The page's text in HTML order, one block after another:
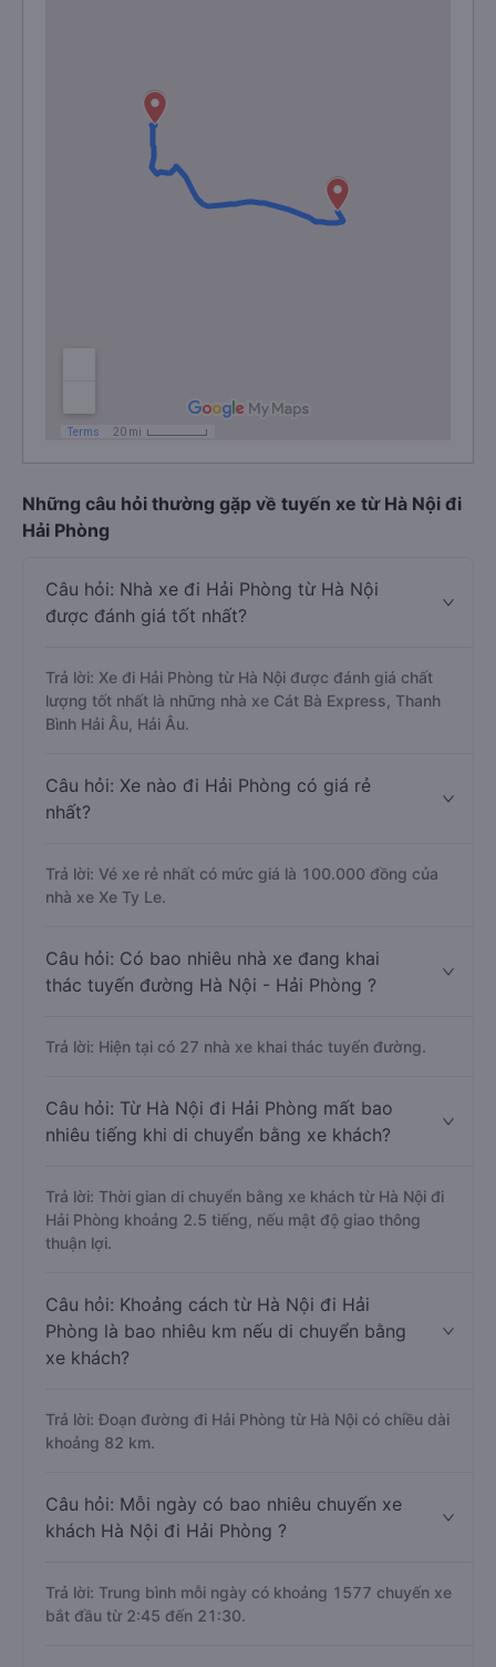
Những câu hỏi thường gặp về tuyến xe từ Hà Nội đi
Hải Phòng
Câu hỏi: Nhà xe đi Hải Phòng từ Hà Nội
được đánh giá tốt nhất?
Trả lời: Xe đi Hải Phòng từ Hà Nội được đánh giá chất
lượng tốt nhất là những nhà xe Cát Bà Express, Thanh
Bình Hải Âu, Hải Âu.
Câu hỏi: Xe nào đi Hải Phòng có giá rẻ
nhất?
Trả lời: Vé xe rẻ nhất có mức giá là 100.000 đồng của
nhà xe Xe Ty Le.
Câu hỏi: Có bao nhiêu nhà xe đang khai
thác tuyến đường Hà Nội - Hải Phòng ?
Trả lời: Hiện tại có 27 nhà xe khai thác tuyến đường.
Câu hỏi: Từ Hà Nội đi Hải Phòng mất bao
nhiêu tiếng khi di chuyển bằng xe khách?
Trả lời: Thời gian di chuyển bằng xe khách từ Hà Nội đi
Hải Phòng khoảng 2.5 tiếng, nếu mật độ giao thông
thuận lợi.
Câu hỏi: Khoảng cách từ Hà Nội đi Hải
Phòng là bao nhiêu km nếu di chuyển bằng
xe khách?
Trả lời: Đoạn đường đi Hải Phòng từ Hà Nội có chiều dài
khoảng 82 km.
Câu hỏi: Mỗi ngày có bao nhiêu chuyến xe
khách Hà Nội đi Hải Phòng ?
Trả lời: Trung bình mỗi ngày có khoảng 1577 chuyến xe
bắt đầu từ 2:45 đến 21:30.